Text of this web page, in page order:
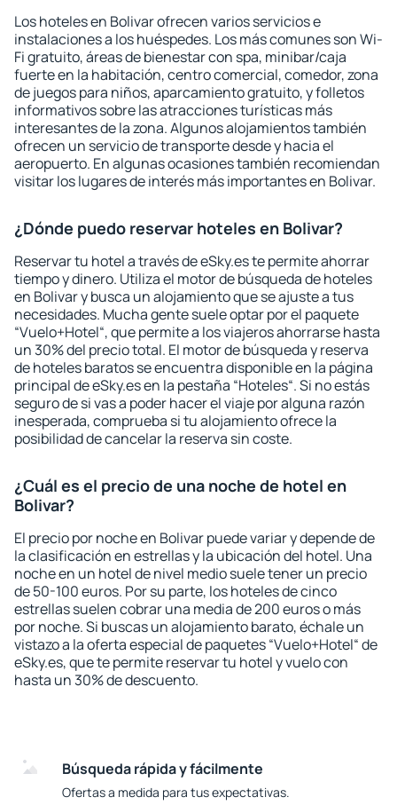
Los hoteles en Bolivar ofrecen varios servicios e
instalaciones a los huéspedes. Los más comunes son Wi-
Fi gratuito, áreas de bienestar con spa, minibar/caja
fuerte en la habitación, centro comercial, comedor, zona
de juegos para niños, aparcamiento gratuito, y folletos
informativos sobre las atracciones turísticas más
interesantes de la zona. Algunos alojamientos también
ofrecen un servicio de transporte desde y hacia el
aeropuerto. En algunas ocasiones también recomiendan
visitar los lugares de interés más importantes en Bolivar.
¿Dónde puedo reservar hoteles en Bolivar?
Reservar tu hotel a través de eSky.es te permite ahorrar
tiempo y dinero. Utiliza el motor de búsqueda de hoteles
en Bolivar y busca un alojamiento que se ajuste a tus
necesidades. Mucha gente suele optar por el paquete
“Vuelo+Hotel“, que permite a los viajeros ahorrarse hasta
un 30% del precio total. El motor de búsqueda y reserva
de hoteles baratos se encuentra disponible en la página
principal de eSky.es en la pestaña “Hoteles“. Si no estás
seguro de si vas a poder hacer el viaje por alguna razón
inesperada, comprueba si tu alojamiento ofrece la
posibilidad de cancelar la reserva sin coste.
¿Cuál es el precio de una noche de hotel en
Bolivar?
El precio por noche en Bolivar puede variar y depende de
la clasificación en estrellas y la ubicación del hotel. Una
noche en un hotel de nivel medio suele tener un precio
de 50-100 euros. Por su parte, los hoteles de cinco
estrellas suelen cobrar una media de 200 euros o más
por noche. Si buscas un alojamiento barato, échale un
vistazo a la oferta especial de paquetes “Vuelo+Hotel“ de
eSky.es, que te permite reservar tu hotel y vuelo con
hasta un 30% de descuento.
Búsqueda rápida y fácilmente
Ofertas a medida para tus expectativas.